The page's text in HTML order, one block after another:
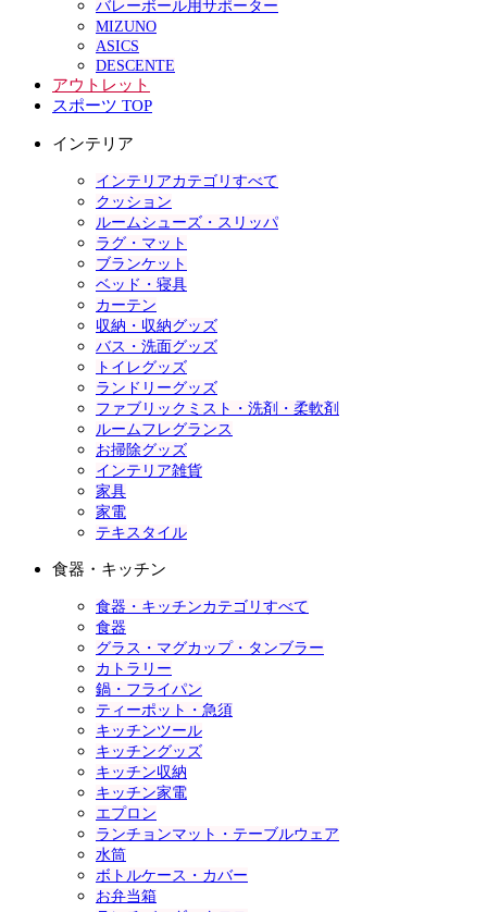
バレーボール用サポーター
MIZUNO
ASICS
DESCENTE
アウトレット
スポーツ TOP
インテリア
インテリアカテゴリすべて
クッション
ルームシューズ・スリッパ
ラグ・マット
ブランケット
ベッド・寝具
カーテン
収納・収納グッズ
バス・洗面グッズ
トイレグッズ
ランドリーグッズ
ファブリックミスト・洗剤・柔軟剤
ルームフレグランス
お掃除グッズ
インテリア雑貨
家具
家電
テキスタイル
食器・キッチン
食器・キッチンカテゴリすべて
食器
グラス・マグカップ・タンブラー
カトラリー
鍋・フライパン
ティーポット・急須
キッチンツール
キッチングッズ
キッチン収納
キッチン家電
エプロン
ランチョンマット・テーブルウェア
水筒
ボトルケース・カバー
お弁当箱